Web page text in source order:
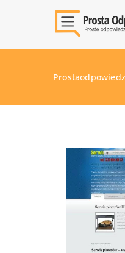
Prostaodpowiedz